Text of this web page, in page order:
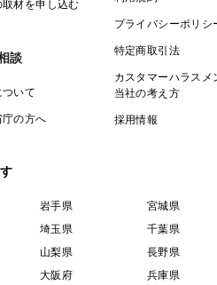
材を申し込む
談
いて
庁の方へ
プライバシーポリシ
特定商取引法
カスタマーハラスメ
当社の考え方
採用情報
岩手県 宮城県
埼玉県 千葉県
山梨県 長野県
大阪府 兵庫県